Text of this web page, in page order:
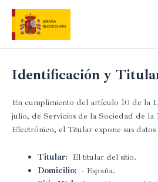
contenido
Identificación y
En cumplimiento del artículo 10 de la
julio, de Servicios de la Sociedad de
Electrónico, el Titular expone sus datos
Titular: El titular del sitio.
Domicilio: - España.